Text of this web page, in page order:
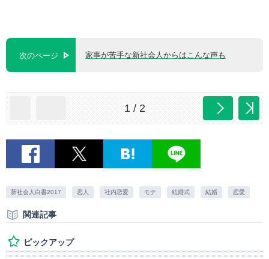
次のページ 家事が苦手な新社会人からはこんな声も
1 / 2
新社会人白書2017 恋人 社内恋愛 モテ 結婚式 結婚 恋愛
関連記事
ピックアップ